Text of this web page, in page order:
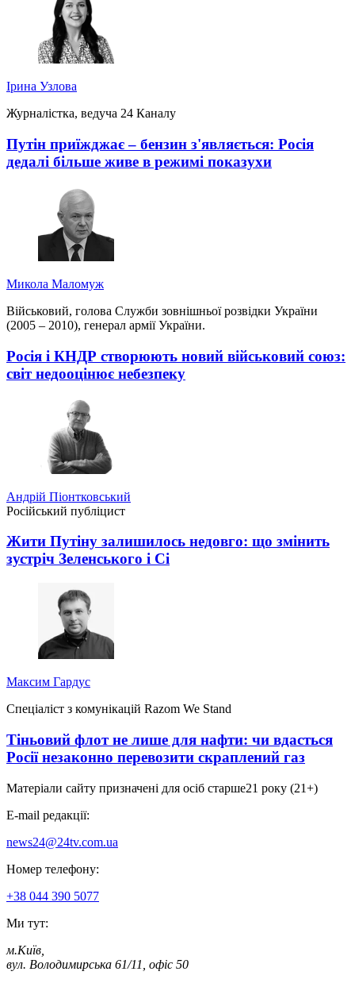
Ірина Узлова
Журналістка, ведуча 24 Каналу
Путін приїжджає – бензин з'являється: Росія
дедалі більше живе в режимі показухи
Микола Маломуж
Військовий, голова Служби зовнішньої розвідки України
(2005 – 2010), генерал армії України.
Росія і КНДР створюють новий військовий союз:
світ недооцінює небезпеку
Андрій Піонтковський
Російський публіцист
Жити Путіну залишилось недовго: що змінить
зустріч Зеленського і Сі
Максим Гардус
Спеціаліст з комунікацій Razom We Stand
Тіньовий флот не лише для нафти: чи вдасться
Росії незаконно перевозити скраплений газ
Матеріали сайту призначені для осіб старше21 року (21+)
E-mail редакції:
news24@24tv.com.ua
Номер телефону:
+38 044 390 5077
Ми тут:
м.Київ
вул. Володимирська 61/11, офіс 50